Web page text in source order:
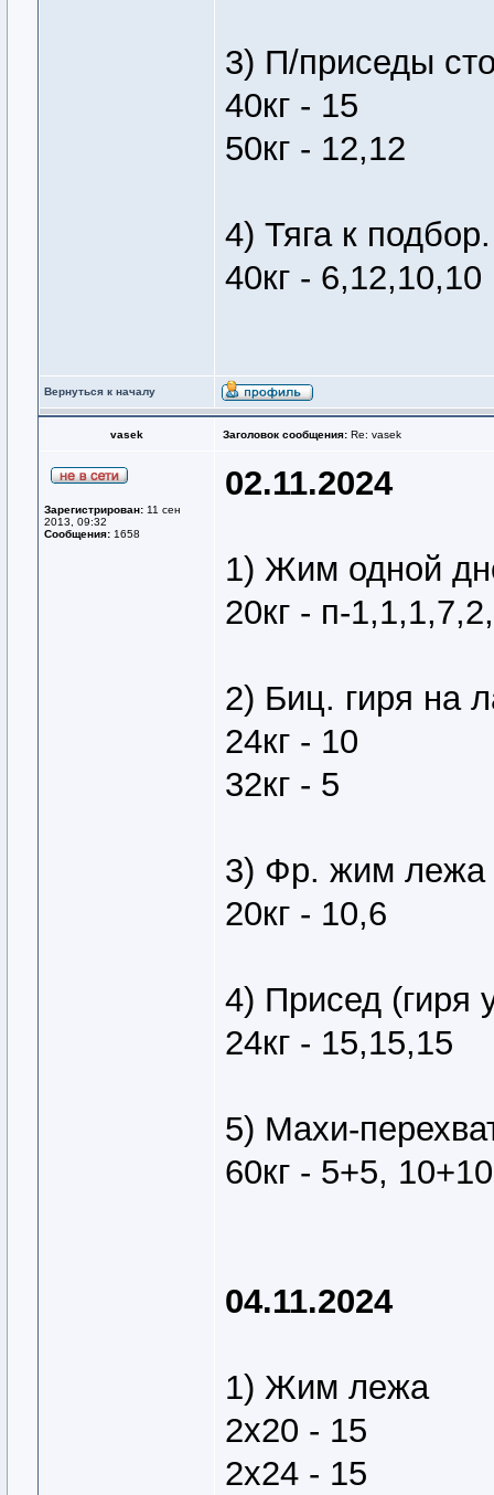
3) П/приседы
40кг - 15
50кг - 12,12
4) Тяга к подбор.
40кг - 6,12,10,10
Вернуться к началу
vasek Заголовок сообщения: Re: vasek
Зарегистрирован: 11 сен
2013, 09:32
Сообщения: 1658
02.11.2024
1) Жим одной
20кг - п-
2) Биц. гиря на
24кг - 10
32кг - 5
3) Фр. жим лежа
20кг - 10,6
4) Присед (гиря
24кг - 15,15,15
5) Махи-
60кг - 5+5,
04.11.2024
1) Жим лежа
2х20 - 15
2х24 - 15